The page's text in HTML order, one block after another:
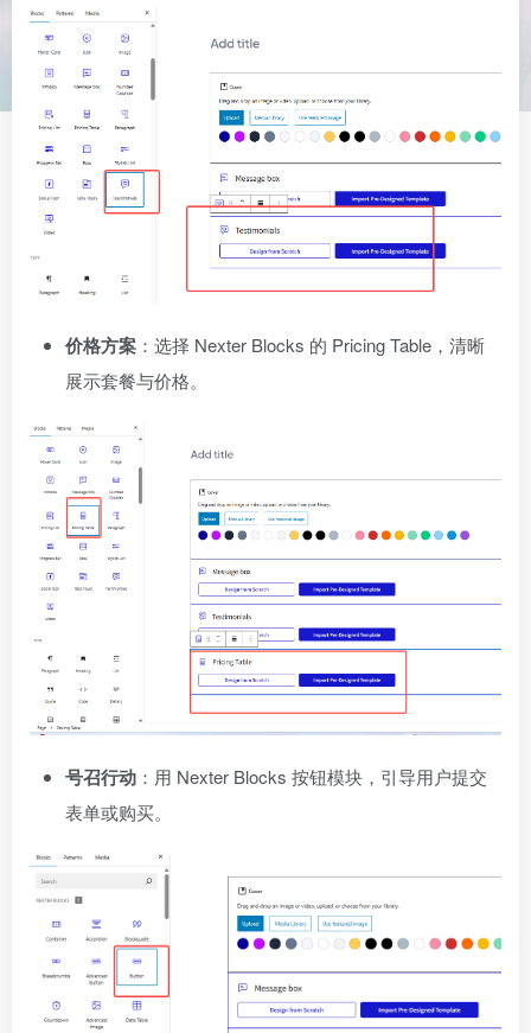
价格方案 ：选择 Nexter Blocks 的 Pricing Table，清晰
展示套餐与价格。
号召行动 ：用 Nexter Blocks 按钮模块，引导用户提交
表单或购买。